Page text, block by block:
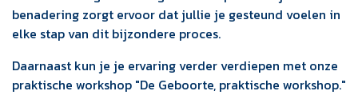
benadering zorgt ervoor dat jullie je gesteund voelen in
elke stap van dit bijzondere proces.
Daarnaast kun je je ervaring verder verdiepen met onze
praktische workshop "De Geboorte, praktische workshop."